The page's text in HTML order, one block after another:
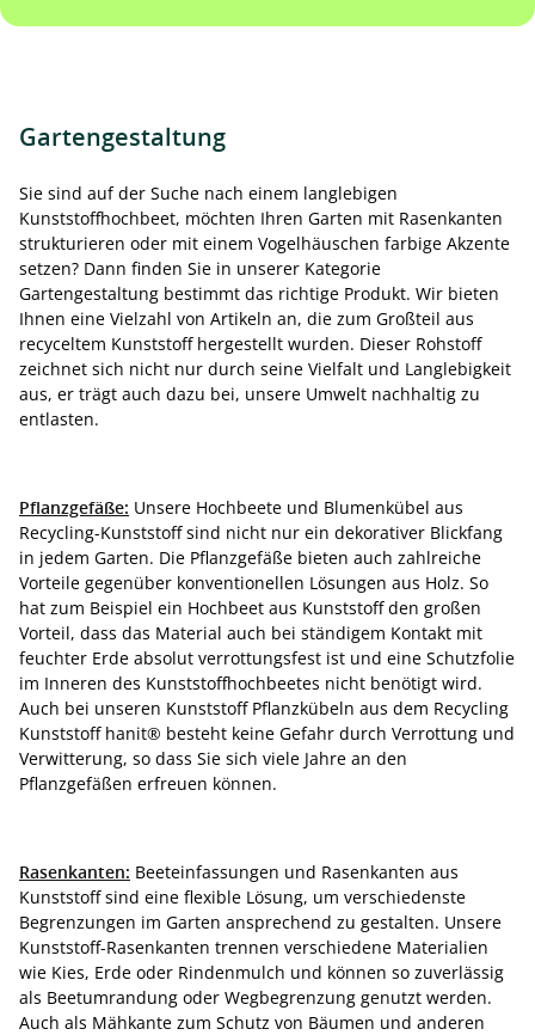
Gartengestaltung
Sie sind auf der Suche nach einem langlebigen
Kunststoffhochbeet, möchten Ihren Garten mit Rasenkanten
strukturieren oder mit einem Vogelhäuschen farbige Akzente
setzen? Dann finden Sie in unserer Kategorie
Gartengestaltung bestimmt das richtige Produkt. Wir bieten
Ihnen eine Vielzahl von Artikeln an, die zum Großteil aus
recyceltem Kunststoff hergestellt wurden. Dieser Rohstoff
zeichnet sich nicht nur durch seine Vielfalt und Langlebigkeit
aus, er trägt auch dazu bei, unsere Umwelt nachhaltig zu
entlasten.
Pflanzgefäße: Unsere Hochbeete und Blumenkübel aus
Recycling-Kunststoff sind nicht nur ein dekorativer Blickfang
in jedem Garten. Die Pflanzgefäße bieten auch zahlreiche
Vorteile gegenüber konventionellen Lösungen aus Holz. So
hat zum Beispiel ein Hochbeet aus Kunststoff den großen
Vorteil, dass das Material auch bei ständigem Kontakt mit
feuchter Erde absolut verrottungsfest ist und eine Schutzfolie
im Inneren des Kunststoffhochbeetes nicht benötigt wird.
Auch bei unseren Kunststoff Pflanzkübeln aus dem Recycling
Kunststoff hanit® besteht keine Gefahr durch Verrottung und
Verwitterung, so dass Sie sich viele Jahre an den
Pflanzgefäßen erfreuen können.
Rasenkanten: Beeteinfassungen und Rasenkanten aus
Kunststoff sind eine flexible Lösung, um verschiedenste
Begrenzungen im Garten ansprechend zu gestalten. Unsere
Kunststoff-Rasenkanten trennen verschiedene Materialien
wie Kies, Erde oder Rindenmulch und können so zuverlässig
als Beetumrandung oder Wegbegrenzung genutzt werden.
Auch als Mähkante zum Schutz von Bäumen und anderen